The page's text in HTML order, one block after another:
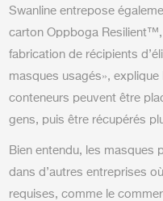
Swanline entrepose
carton Oppboga
fabrication de récipients
masques usagés»,
conteneurs peuvent être
gens, puis être récupérés
Bien entendu, les masques
dans d’autres entreprises
requises, comme le